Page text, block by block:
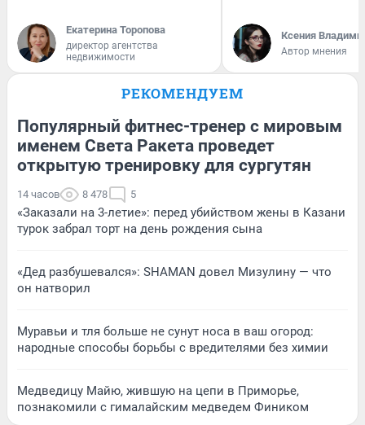
Екатерина Торопова
директор агентства
недвижимости
Ксения
Автор мнения
РЕКОМЕНДУЕМ
Популярный фитнес-тренер с мировым
именем Света Ракета проведет
открытую тренировку для сургутян
14 часов 8 478 5
«Заказали на 3-летие»: перед убийством жены в Казани
турок забрал торт на день рождения сына
«Дед разбушевался»: SHAMAN довел Мизулину — что
он натворил
Муравьи и тля больше не сунут носа в ваш огород:
народные способы борьбы с вредителями без химии
Медведицу Майю, жившую на цепи в Приморье,
познакомили с гималайским медведем Фиником